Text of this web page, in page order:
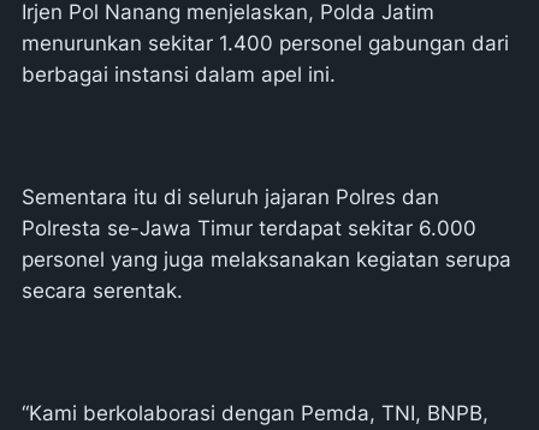
Irjen Pol Nanang menjelaskan, Polda Jatim
menurunkan sekitar 1.400 personel gabungan dari
berbagai instansi dalam apel ini.
Sementara itu di seluruh jajaran Polres dan
Polresta se-Jawa Timur terdapat sekitar 6.000
personel yang juga melaksanakan kegiatan serupa
secara serentak.
“Kami berkolaborasi dengan Pemda, TNI, BNPB,